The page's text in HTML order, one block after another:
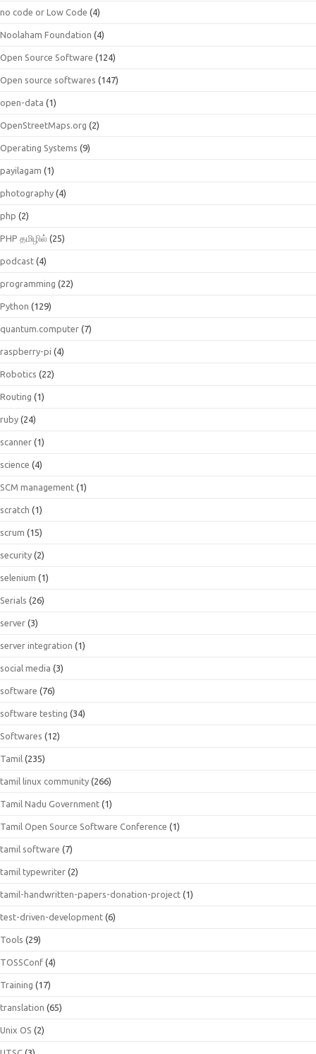
no code or Low Code (4)
Noolaham Foundation (4)
Open Source Software (124)
Open source softwares (147)
open-data (1)
OpenStreetMaps.org (2)
Operating Systems (9)
payilagam (1)
photography (4)
php (2)
PHP தமிழில் (25)
podcast (4)
programming (22)
Python (129)
quantum.computer (7)
raspberry-pi (4)
Robotics (22)
Routing (1)
ruby (24)
scanner (1)
science (4)
SCM management (1)
scratch (1)
scrum (15)
security (2)
selenium (1)
Serials (26)
server (3)
server integration (1)
social media (3)
software (76)
software testing (34)
Softwares (12)
Tamil (235)
tamil linux community (266)
Tamil Nadu Government (1)
Tamil Open Source Software Conference (1)
tamil software (7)
tamil typewriter (2)
tamil-handwritten-papers-donation-project (1)
test-driven-development (6)
Tools (29)
TOSSConf (4)
Training (17)
translation (65)
Unix OS (2)